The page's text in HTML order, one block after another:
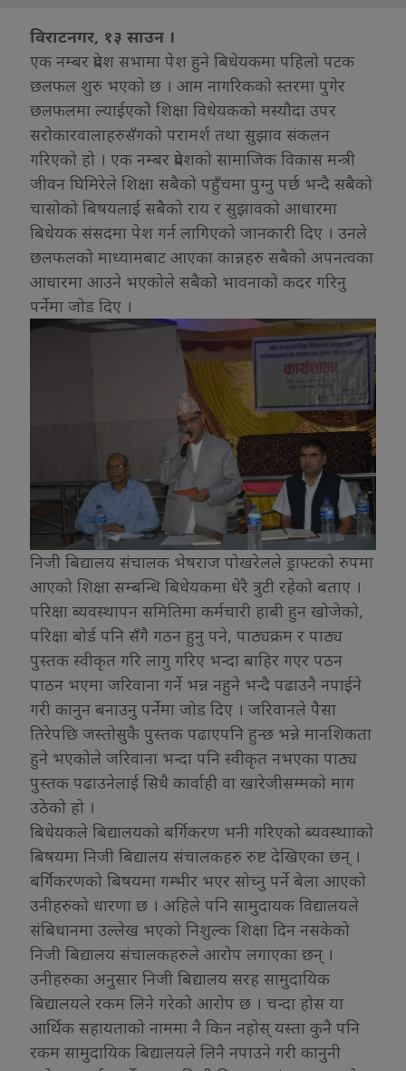
विराटनगर, १३ साउन ।
एक नम्बर प्रदेश सभामा पेश हुने बिधेयकमा पहिलो पटक
छलफल शुरु भएको छ । आम नागरिकको स्तरमा पुगेर
छलफलमा ल्याईएकोे शिक्षा विधेयकको मस्यौदा उपर
सरोकारवालाहरुसँगको परामर्श तथा सुझाव संकलन
गरिएको हो । एक नम्बर प्रदेशको सामाजिक विकास मन्त्री
जीवन घिमिरेले शिक्षा सबैको पहुँचमा पुग्नु पर्छ भन्दै सबैको
चासोको बिषयलाई सबैको राय र सुझावको आधारमा
बिधेयक संसदमा पेश गर्न लागिएको जानकारी दिए । उनले
छलफलको माध्यामबाट आएका कान्नहरु सबैको अपनत्वका
आधारमा आउने भएकोले सबैको भावनाको कदर गरिनु
पर्नेमा जोड दिए ।
निजी बिद्यालय संचालक भेषराज पोखरेलले ड्राफ्टको रुपमा
आएको शिक्षा सम्बन्धि बिधेयकमा धेरै त्रुटी रहेको बताए ।
परिक्षा ब्यवस्थापन समितिमा कर्मचारी हाबी हुन खोजेको,
परिक्षा बोर्ड पनि सँगै गठन हुनु पने, पाठ्यक्रम र पाठ्य
पुस्तक स्वीकृत गरि लागु गरिए भन्दा बाहिर गएर पठन
पाठन भएमा जरिवाना गर्ने भन्न नहुने भन्दै पढाउनै नपाईने
गरी कानुन बनाउनु पर्नेमा जोड दिए । जरिवानले पैसा
तिरेपछि जस्तोसुकै पुस्तक पढाएपनि हुन्छ भन्ने मानशिकता
हुने भएकोले जरिवाना भन्दा पनि स्वीकृत नभएका पाठ्य
पुस्तक पढाउनेलाई सिधै कार्वाही वा खारेजीसम्मको माग
उठेको हो ।
बिधेयकले बिद्यालयको बर्गिकरण भनी गरिएको ब्यवस्थााको
बिषयमा निजी बिद्यालय संचालकहरु रुष्ट देखिएका छन् ।
बर्गिकरणको बिषयमा गम्भीर भएर सोच्नु पर्ने बेला आएको
उनीहरुको धारणा छ । अहिले पनि सामुदायक विद्यालयले
संबिधानमा उल्लेख भएको निशुल्क शिक्षा दिन नसकेको
निजी बिद्यालय संचालकहरुले आरोप लगाएका छन् ।
उनीहरुका अनुसार निजी बिद्यालय सरह सामुदायिक
बिद्यालयले रकम लिने गरेको आरोप छ । चन्दा होस या
आर्थिक सहायताको नाममा नै किन नहोस् यस्ता कुनै पनि
रकम सामुदायिक बिद्यालयले लिनै नपाउने गरी कानुनी